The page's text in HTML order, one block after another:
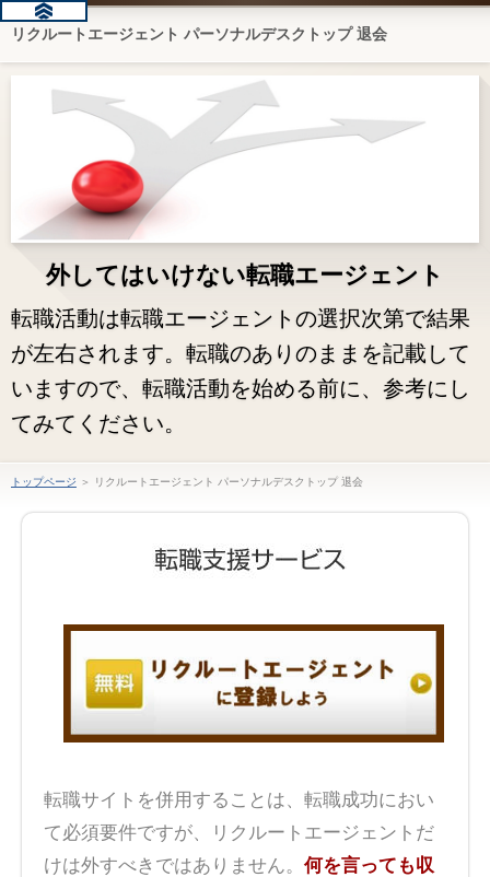
リクルートエージェント パーソナルデスクトップ 退会
外してはいけない転職エージェント
転職活動は転職エージェントの選択次第で結果
が左右されます。転職のありのままを記載して
いますので、転職活動を始める前に、参考にし
てみてください。
トップページ ＞ リクルートエージェント パーソナルデスクトップ 退会
転職サイトを併用することは、転職成功におい
て必須要件ですが、リクルートエージェントだ
けは外すべきではありません。 何を言っても収